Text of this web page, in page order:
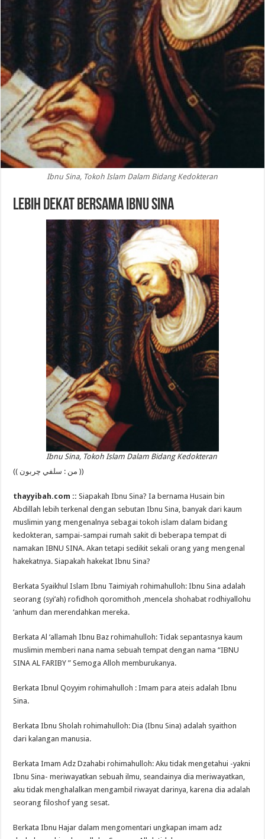
Ibnu Sina, Tokoh Islam Dalam Bidang Kedokteran
Lebih Dekat Bersama Ibnu Sina
Ibnu Sina, Tokoh Islam Dalam Bidang Kedokteran
(( من : سلفي چربون ))
thayyibah.com ::Siapakah Ibnu Sina? Ia bernama Husain bin
Abdillah lebih terkenal dengan sebutan Ibnu Sina, banyak dari kaum
muslimin yang mengenalnya sebagai tokoh islam dalam bidang
kedokteran, sampai-sampai rumah sakit di beberapa tempat di
namakan IBNU SINA. Akan tetapi sedikit sekali orang yang mengenal
hakekatnya. Siapakah hakekat Ibnu Sina?
Berkata Syaikhul Islam Ibnu Taimiyah rohimahulloh: Ibnu Sina adalah
seorang (syi’ah) rofidhoh qoromithoh ,mencela shohabat rodhiyallohu
‘anhum dan merendahkan mereka.
Berkata Al ‘allamah Ibnu Baz rohimahulloh: Tidak sepantasnya kaum
muslimin memberi nana nama sebuah tempat dengan nama “IBNU
SINA AL FARIBY ” Semoga Alloh memburukanya.
Berkata Ibnul Qoyyim rohimahulloh : Imam para ateis adalah Ibnu
Sina.
Berkata Ibnu Sholah rohimahulloh: Dia (Ibnu Sina) adalah syaithon
dari kalangan manusia.
Berkata Imam Adz Dzahabi rohimahulloh: Aku tidak mengetahui -yakni
Ibnu Sina- meriwayatkan sebuah ilmu, seandainya dia meriwayatkan,
aku tidak menghalalkan mengambil riwayat darinya, karena dia adalah
seorang filoshof yang sesat.
Berkata Ibnu Hajar dalam mengomentari ungkapan imam adz